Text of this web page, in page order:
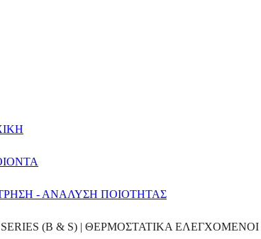
- ΑΝΑΛΥΣΗ ΠΟΙΟΤΗΤΑΣ
SERIES (B & S) | ΘΕΡΜΟΣΤΑΤΙΚΑ